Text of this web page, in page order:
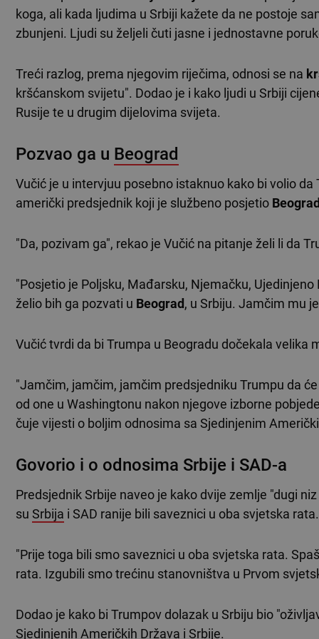
koga, ali kada ljudima u Srbiji kažete da ne postoje
zbunjeni. Ljudi su željeli čuti jasne i jednostavne
Treći razlog, prema njegovim riječima, odnosi se na
kršćanskom svijetu". Dodao je i kako ljudi u Srbiji
Rusije te u drugim dijelovima svijeta.
Pozvao ga u Beograd
Vučić je u intervjuu posebno istaknuo kako bi volio
američki predsjednik koji je službeno posjetio
"Da, pozivam ga", rekao je Vučić na pitanje želi li da
"Posjetio je Poljsku, Mađarsku, Njemačku,
želio bih ga pozvati u Beograd, u Srbiju. Jamčim mu
Vučić tvrdi da bi Trumpa u Beogradu dočekala velika
"Jamčim, jamčim, jamčim predsjedniku Trumpu da
od one u Washingtonu nakon njegove izborne
čuje vijesti o boljim odnosima sa Sjedinjenim
Govorio i o odnosima Srbije i SAD-a
Predsjednik Srbije naveo je kako dvije zemlje "dugi
su Srbija i SAD ranije bili saveznici u oba svjetska rata.
"Prije toga bili smo saveznici u oba svjetska rata.
rata. Izgubili smo trećinu stanovništva u Prvom
Dodao je kako bi Trumpov dolazak u Srbiju bio
Sjedinjenih Američkih Država i Srbije.